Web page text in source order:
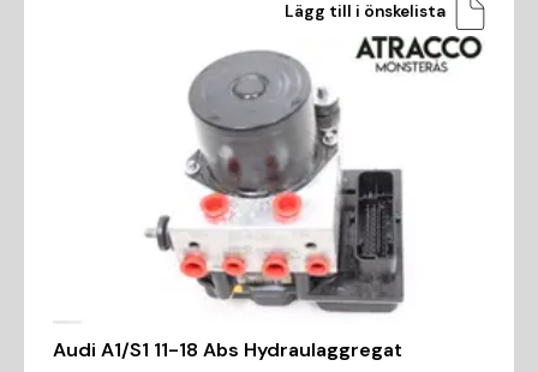
Lägg till i önskelista
Audi A1/S1 11-18 Abs Hydraulaggregat